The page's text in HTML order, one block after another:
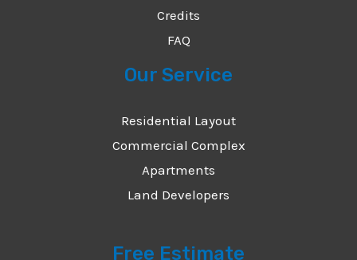
Credits
FAQ
Our Service
Residential Layout
Commercial Complex
Apartments
Land Developers
Free Estimate